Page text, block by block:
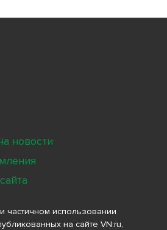
частичном использовании
на сайте VN.ru,
новости